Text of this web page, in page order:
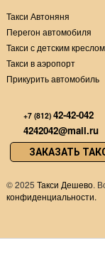
Такси Автоняня
Перегон автомобиля
Такси с детским креслом
Такси в аэропорт
Прикурить автомобиль
+7 (812) 42-42-042
4242042@mail.ru
ЗАКАЗАТЬ
©2025 Такси Дешево.
конфиденциальности.